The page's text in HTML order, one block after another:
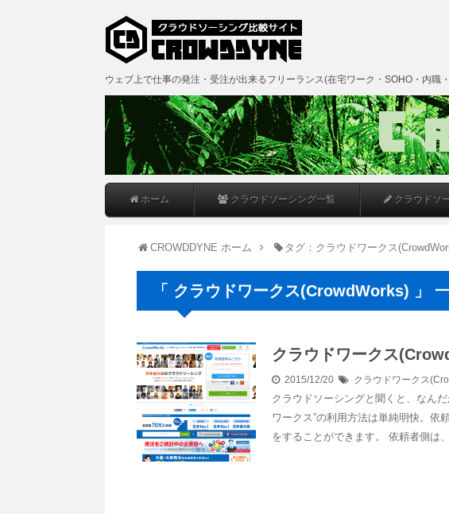
ウェブ上で仕事の発注・受注が出来るフリーランス(在宅ワーク・SOHO・内職
ホーム クラウドソーシング一覧 クラウドソ
CROWDDYNE ホーム タグ：クラウドワークス
「 クラウドワークス(CrowdWorks) 」
クラウドワークス
2015/12/20 クラウドワークス
クラウドソーシングと聞くと、なん
ワークス”の利用方法は単純明快。依
をすることができます。 依頼者側は